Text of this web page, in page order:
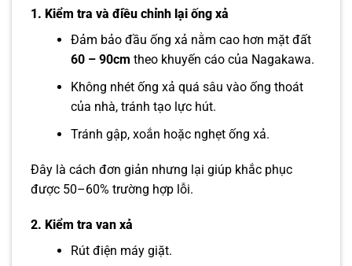
1. Kiểm tra và điều chỉnh lại ống xả
Đảm bảo đầu ống xả nằm cao hơn mặt đất
60 – 90cm theo khuyến cáo của Nagakawa.
Không nhét ống xả quá sâu vào ống thoát
của nhà, tránh tạo lực hút.
Tránh gập, xoắn hoặc nghẹt ống xả.
Đây là cách đơn giản nhưng lại giúp khắc phục
được 50–60% trường hợp lỗi.
2. Kiểm tra van xả
Rút điện máy giặt.